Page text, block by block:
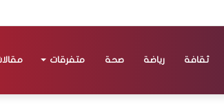
ثقافة رياضة صحة متفرقات